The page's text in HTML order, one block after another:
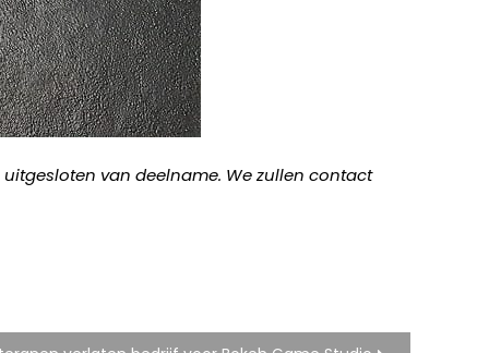
van deelname. We zullen contact